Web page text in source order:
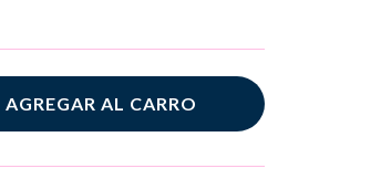
AGREGAR AL CARRO